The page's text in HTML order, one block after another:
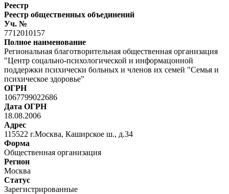
Реестр
Реестр общественных объединений
Уч. №
7712010157
Полное наименование
Региональная благотворительная общественная организация
"Центр соцально-психологической и информацонной
поддержки психически больных и членов их семей "Семья и
психическое здоровье"
ОГРН
1067799022686
Дата ОГРН
18.08.2006
Адрес
115522 г.Москва, Каширское ш., д.34
Форма
Общественная организация
Регион
Москва
Статус
Зарегистрированные